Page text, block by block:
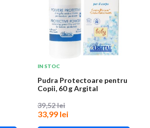
IN STOC
Pudra Protectoare pentru
Copii, 60 g Argital
39,52 lei
33,99 lei